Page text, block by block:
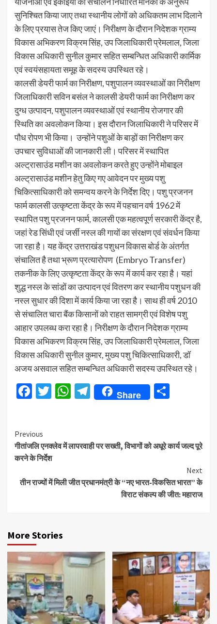
सुनिश्चित किया जाए तथा स्थानीय लोगों को अधिकतम लाभ दिलाने
के लिए प्रयास तेज किए जाएं। निरीक्षण के दौरान निदेशक ग्राम्य
विकास अभिकरण विक्रम सिंह, उप जिलाधिकारी प्रेमलाल, जिला
विकास अधिकारी सुनील कुमार सहित सम्बन्धित अधिकारी कार्मिक
एवं स्वयंसहायता समूह के सदस्य उपस्थित रहे।
कालसी डेयरी फार्म का निरीक्षण, पशुपालन व्यवस्थाओं का निरीक्षण
जिलाधिकारी सविन बसंल ने कालसी डेयरी फार्म का निरीक्षण कर
दुग्ध उत्पादन, पशुपालन व्यवस्थाओं एवं स्थानीय रोजगार की
स्थिति का अवलोकन किया। इस दौरान जिलाधिकारी ने परिसर में
पौध रोपण भी किया। उन्होंने पशुओं के बाड़ों का निरीक्षण कर
उपचार सुविधाओं की जानकारी ली। परिसर में स्थापित
अल्ट्रासाउंड मशीन का अवलोकन करते हुए उन्होंने मोबाइल
अल्ट्रासाउंड मशीन हेतु किए गए आवेदन पर मुख्य पशु
चिकित्साधिकारी को समन्वय करने के निर्देश दिए। पशु प्रजनन
फार्म कालसी उत्कृष्टता केंद्र के रूप में पहचान वर्ष 1962 में
स्थापित पशु प्रजनन फार्म, कालसी एक महत्वपूर्ण सरकारी केंद्र है,
जहां रेड सिंधी एवं जर्सी नस्ल की गायों का संरक्षण एवं संवर्धन किया
जा रहा है। यह केंद्र उत्तराखंड पशुधन विकास बोर्ड के अंतर्गत
संचालित है तथा भ्रूण प्रत्यारोपण (Embryo Transfer)
तकनीक के लिए उत्कृष्टता केंद्र के रूप में कार्य कर रहा है। यहां
शुद्ध नस्ल के सांडों का उत्पादन एवं वितरण कर स्थानीय पशुधन की
नस्ल सुधार की दिशा में कार्य किया जा रहा है। साथ ही वर्ष 2010
से संचालित चारा बैंक किसानों को राहत सामग्री एवं विशेष पशु
आहार उपलब्ध करा रहा है। निरीक्षण के दौरान निदेशक ग्राम्य
विकास अभिकरण विक्रम सिंह, उप जिलाधिकारी प्रेमलाल, जिला
विकास अधिकारी सुनील कुमार, मुख्य पशु चिकित्साधिकारी, डॉ
अजय असवाल सहित सम्बन्धित अधिकारी सदस्य उपस्थित रहे।
Facebook
Twitter
WhatsApp
Telegram
Share
Continue
Reading
Previous
गीतांजलि एनक्लेव में लापरवाही पर सख्ती, विभागों को अधूरे कार्य जल्द पूरे
करने के निर्देश
Next
तीन राज्यों में मिली जीत प्रधानमंत्री के “नए भारत-विकसित भारत” के
विराट संकल्प की जीत: महाराज
More Stories